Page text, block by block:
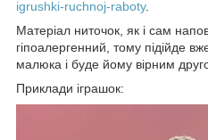
igrushki-ruchnoj-raboty.
Матеріал ниточок, як і сам
гіпоалергенний, тому підійде
малюка і буде йому вірним
Приклади іграшок: